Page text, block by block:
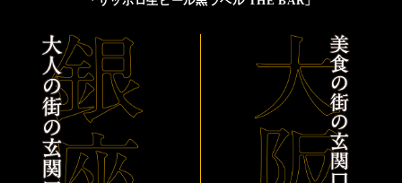
サッポロ生ビール黒ラベル THE SHOP
CLUB 黒ラベル